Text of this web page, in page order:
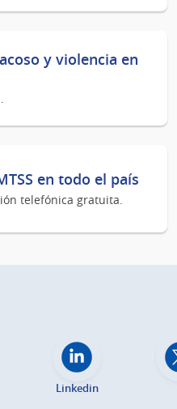
y violencia en
en todo el país
telefónica gratuita.
Linkedin